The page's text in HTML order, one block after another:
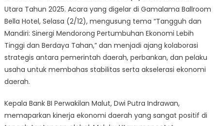
Soroti
di
Utara Tahun 2025. Acara yang digelar di Gamalama Ballroom
Bella Hotel, Selasa (2/12), mengusung tema “Tangguh dan
Mandiri: Sinergi Mendorong Pertumbuhan Ekonomi Lebih
Tinggi dan Berdaya Tahan,” dan menjadi ajang kolaborasi
strategis antara pemerintah daerah, perbankan, dan pelaku
usaha untuk membahas stabilitas serta akselerasi ekonomi
daerah.
Kepala Bank BI Perwakilan Malut, Dwi Putra Indrawan,
memaparkan kinerja ekonomi daerah yang sangat positif di